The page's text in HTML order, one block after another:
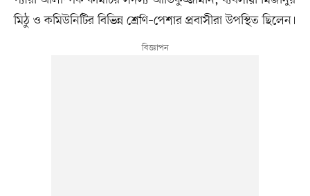
মিঠু ও কমিউনিটির বিভিন্ন শ্রেণি–পেশার প্রবাসীরা উপস্থিত ছিলেন।